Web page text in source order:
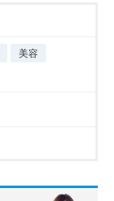
美容